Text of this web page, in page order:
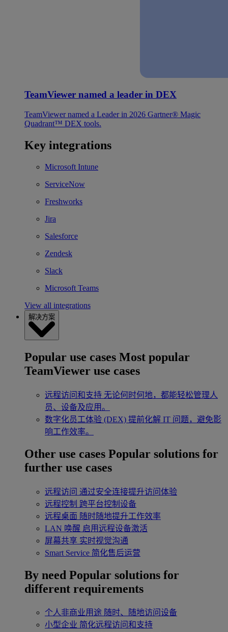
TeamViewer named a leader in DEX
TeamViewer named a Leader in 2026 Gartner® Magic
Quadrant™ DEX tools.
Key integrations
Microsoft Intune
ServiceNow
Freshworks
Jira
Salesforce
Zendesk
Slack
Microsoft Teams
View all integrations
解决方案
Popular use cases Most popular
TeamViewer use cases
远程访问和支持 无论何时何地，都能轻松管理人
员、设备及应用。
数字化员工体验 (DEX) 提前化解 IT 问题，避免影
响工作效率。
Other use cases Popular solutions for
further use cases
远程访问 通过安全连接提升访问体验
远程控制 跨平台控制设备
远程桌面 随时随地提升工作效率
LAN 唤醒 启用远程设备激活
屏幕共享 实时视觉沟通
Smart Service 简化售后运营
By need Popular solutions for
different requirements
个人非商业用途 随时、随地访问设备
小型企业 简化远程访问和支持